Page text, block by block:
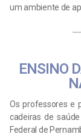
um ambiente de
ENSINO
Os professores e
cadeiras de
Federal de